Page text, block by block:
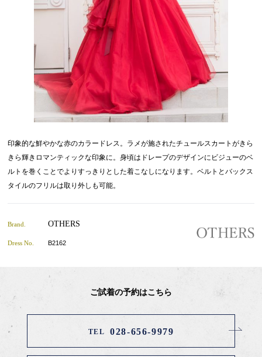
印象的な鮮やかな赤のカラードレス。ラメが施されたチュールスカートがきら
きら輝きロマンティックな印象に。身頃はドレープのデザインにビジューのベ
ルトを巻くことでよりすっきりとした着こなしになります。ベルトとバックス
タイルのフリルは取り外しも可能。
Brand. OTHERS
Dress No. B2162
ご試着の予約はこちら
TEL 028-656-9979